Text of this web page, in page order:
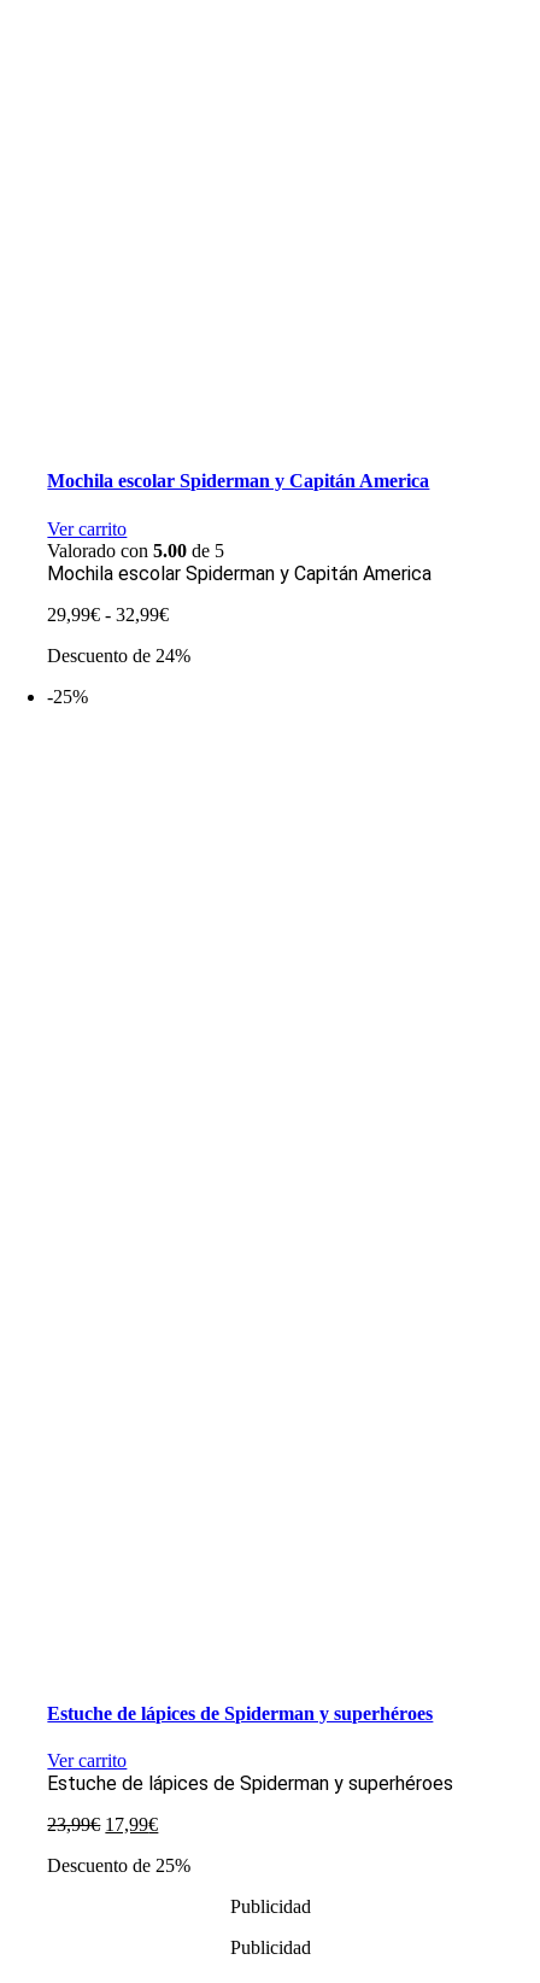
Mochila escolar Spiderman y Capitán America
Ver carrito
Valorado con5.00 de 5
Mochila escolar Spiderman y Capitán America
29,99€ - 32,99€Rango
precios:
Descuento de 24%
-25%
Estuche de lápices de Spiderman y superhéroes
Ver carrito
Estuche de lápices de Spiderman y superhéroes
23,99€ El
original
17,99€El
actual
Descuento de 25%
Publicidad
Publicidad